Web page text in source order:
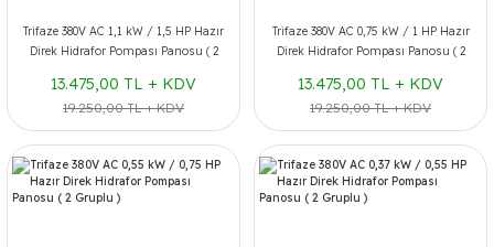
Trifaze 380V AC 1,1 kW / 1,5 HP Hazır
Direk Hidrafor Pompası Panosu ( 2
13.475,00 TL + KDV
19.250,00 TL + KDV
Trifaze 380V AC 0,75 kW / 1 HP Hazır
Direk Hidrafor Pompası Panosu ( 2
13.475,00 TL + KDV
19.250,00 TL + KDV